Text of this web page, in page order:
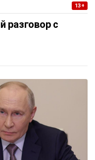
13+
разговор с